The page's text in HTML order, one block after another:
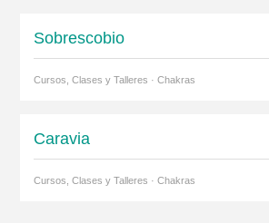
Sobrescobio
Cursos, Clases y Talleres · Chakras
Caravia
Cursos, Clases y Talleres · Chakras